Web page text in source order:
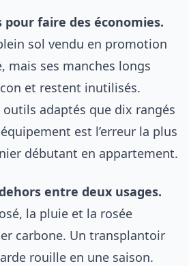
faire des économies.
sol vendu en promotion
mais ses manches longs
et restent inutilisés.
adaptés que dix rangés
est l’erreur la plus
débutant en appartement.
entre deux usages.
la pluie et la rosée
carbone. Un transplantoir
rouille en une saison.